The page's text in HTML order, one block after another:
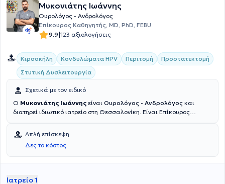
Μυκονιάτης Ιωάννης
Ουρολόγος - Ανδρολόγος
Επίκουρος Καθηγητής, MD, PhD, FEBU
9.9|123 αξιολογήσεις
Κιρσοκήλη Κονδυλώματα HPV Περιτομή
Προστατεκτομή
Στυτική Δυσλειτουργία
Σχετικά με τον ειδικό
Ο Μυκονιάτης Ιωάννης είναι Ουρολόγος - Ανδρολόγος και
διατηρεί ιδιωτικό ιατρείο στη Θεσσαλονίκη. Eίναι Επίκουρος
Πανεπιστημίου Θεσσαλονίκης, ενώ προηγουμένως διετέλεσε
Επίκουρος Καθηγητής (Reader) Ανατομίας και Χειρουργικής
Ανατομίας στο αγγλόφωνο προπτυχιακό πρόγραμμα σπουδών,
καθώς και Ακαδημαϊκός Υπότροφος Ουρολογίας - Ανδρολογίας
ευρωπαϊκά πιστοποιημένα εκπαιδευτικά προγράμματα
Απλή επίσκεψη
Δες το κόστος
Ιατρείο 1